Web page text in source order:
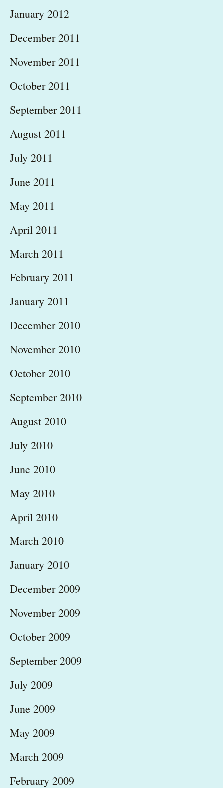
January 2012
December 2011
November 2011
October 2011
September 2011
August 2011
July 2011
June 2011
May 2011
April 2011
March 2011
February 2011
January 2011
December 2010
November 2010
October 2010
September 2010
August 2010
July 2010
June 2010
May 2010
April 2010
March 2010
January 2010
December 2009
November 2009
October 2009
September 2009
July 2009
June 2009
May 2009
March 2009
February 2009